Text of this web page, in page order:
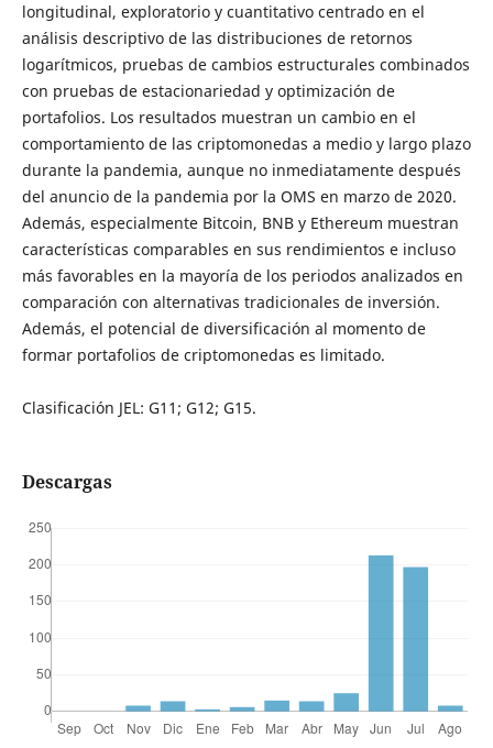
longitudinal, exploratorio y cuantitativo centrado en el
análisis descriptivo de las distribuciones de retornos
logarítmicos, pruebas de cambios estructurales combinados
con pruebas de estacionariedad y optimización de
portafolios. Los resultados muestran un cambio en el
comportamiento de las criptomonedas a medio y largo plazo
durante la pandemia, aunque no inmediatamente después
del anuncio de la pandemia por la OMS en marzo de 2020.
Además, especialmente Bitcoin, BNB y Ethereum muestran
características comparables en sus rendimientos e incluso
más favorables en la mayoría de los periodos analizados en
comparación con alternativas tradicionales de inversión.
Además, el potencial de diversificación al momento de
formar portafolios de criptomonedas es limitado.
Clasificación JEL: G11; G12; G15.
Descargas